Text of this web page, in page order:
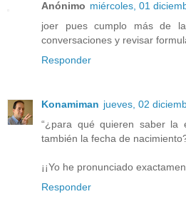
Anónimo miércoles, 01
joer pues cumplo más de
conversaciones y revisar
Responder
Konamiman jueves, 02
“¿para qué quieren saber la
también la fecha de
¡¡Yo he pronunciado
Responder